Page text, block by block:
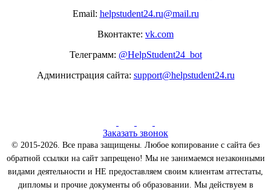
Email: helpstudent24.ru@mail.ru
Вконтакте: vk.com
Телеграмм: @HelpStudent24_bot
Администрация сайта: support@helpstudent24.ru
Заказать звонок
© 2015-2026. Все права защищены. Любое копирование с сайта без
обратной ссылки на сайт запрещено! Мы не занимаемся незаконными
видами деятельности и НЕ предоставляем своим клиентам аттестаты,
дипломы и прочие документы об образовании. Мы действуем в